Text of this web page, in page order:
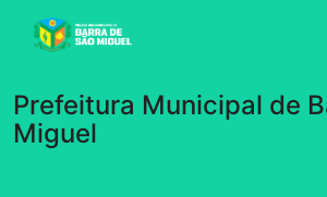
Prefeitura Municipal de
Miguel